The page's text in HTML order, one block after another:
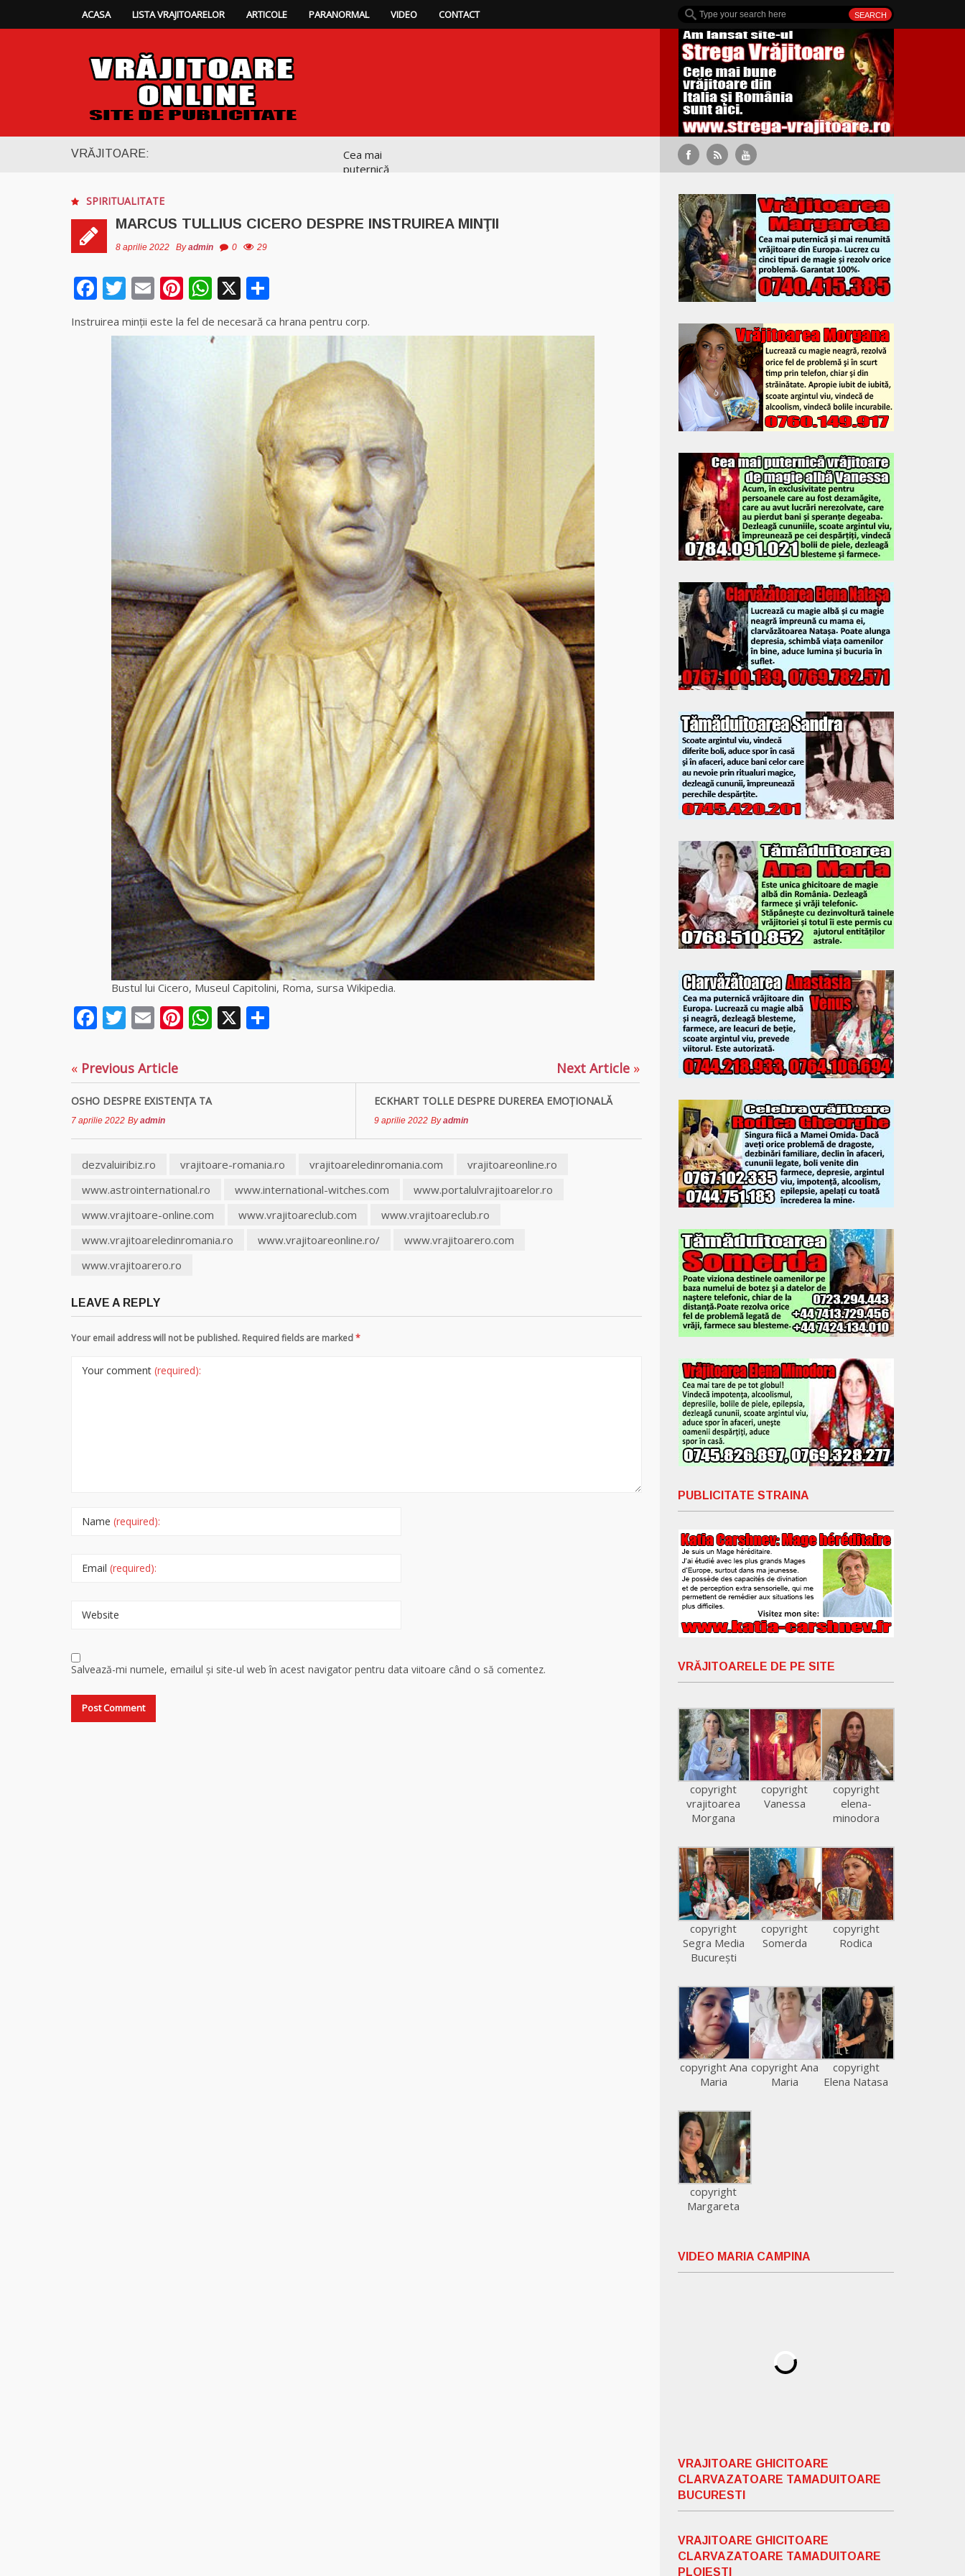
ACASA LISTA VRAJITOARELOR ARTICOLE PARANORMAL VIDEO CONTACT
VRĂJITOARE:
Cea mai
puternică
maestra magiei
Tămăduitoarea
Ana Maria
Vrăjitoarea Elena
Minodora a
revenit din
Ierusalim
Celebra
vrăjitoare Rodica
Gheorghe,
singura fiică a
Mamei Omida
Celebra
tămăduitoare
vindecătoare de
farmece și
blesteme Sandra
Tămăduitoarea
Somerda
Vrăjitoarea
Margareta care
lucrează cu 5
tipuri de magie
Vrăjitoarea
Anastasia Venus
are cele mai
puternice leacuri
SPIRITUALITATE
MARCUS TULLIUS CICERO DESPRE INSTRUIREA MINŢII
8 aprilie 2022 Byadmin 0 29
Facebook
Twitter
EmailPinterest
WhatsApp
X
Instruirea minţii este la fel de necesară ca hrana pentru corp.
Bustul lui Cicero, Museul Capitolini, Roma, sursa Wikipedia.
Facebook
Twitter
EmailPinterest
WhatsApp
X
« Previous Article
OSHO DESPRE EXISTENŢA TA
7 aprilie 2022 Byadmin
Next Article »
ECKHART TOLLE DESPRE DUREREA EMOŢIONALĂ
9 aprilie 2022 Byadmin
dezvaluiribiz.ro vrajitoare-romania.ro vrajitoareledinromania.com
vrajitoareonline.ro
www.astrointernational.ro
www.international-witches.com
www.portalulvrajitoarelor.ro
www.vrajitoare-online.com
www.vrajitoareclub.com
www.vrajitoareclub.ro
www.vrajitoareledinromania.ro
www.vrajitoareonline.ro/
www.vrajitoarero.com
www.vrajitoarero.ro
LEAVE A REPLY
Your email address will not be published. Required fields are marked*
Your comment (required):
Name (required):
Email (required):
Website
Salvează-mi numele, emailul și site-ul web în acest navigator pentru data viitoare când o să comentez.
PUBLICITATE STRAINA
VRĂJITOARELE DE PE SITE
copyright
vrajitoarea
Morgana
copyright
Vanessa
copyright
elena-
minodora
copyright
Segra Media
București
copyright
Somerda
copyright
Rodica
copyright Ana
Maria
copyright Ana
Maria
copyright
Elena Natasa
copyright
Margareta
VIDEO MARIA CAMPINA
VRAJITOARE GHICITOARE
CLARVAZATOARE TAMADUITOARE
BUCURESTI
VRAJITOARE GHICITOARE
CLARVAZATOARE TAMADUITOARE
PLOIESTI